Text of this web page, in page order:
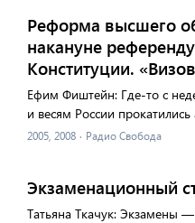
Реформа высшего
накануне
Конституции.
Ефим Фиштейн: Где-то с
и весям России
2005, 2008 · Радио Свобода
Экзаменационный
Татьяна Ткачук: Экзамены